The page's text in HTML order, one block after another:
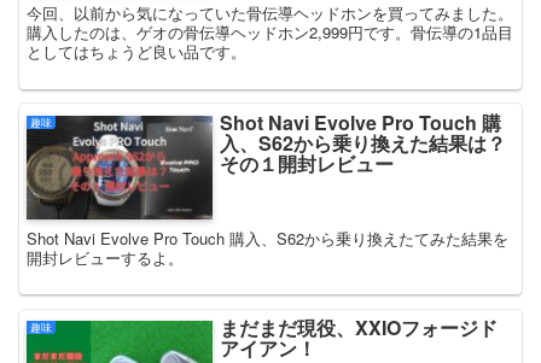
今回、以前から気になっていた骨伝導ヘッドホンを買ってみました。
購入したのは、ゲオの骨伝導ヘッドホン2,999円です。骨伝導の1品目
としてはちょうど良い品です。
趣味 Shot Navi Evolve Pro Touch 購
入、S62から乗り換えた結果は？
その１開封レビュー
Shot Navi Evolve Pro Touch 購入、S62から乗り換えたてみた結果を
開封レビューするよ。
趣味 まだまだ現役、XXIOフォージド
アイアン！